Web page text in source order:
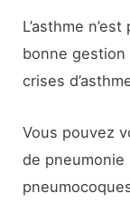
L’asthme
bonne gestion
crises
Vous pouvez
de pneumonie